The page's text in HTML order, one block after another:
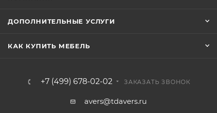
ДОПОЛНИТЕЛЬНЫЕ УСЛУГИ
КАК КУПИТЬ МЕБЕЛЬ
+7 (499) 678-02-02 ЗАКАЗАТЬ ЗВОНОК
avers@tdavers.ru